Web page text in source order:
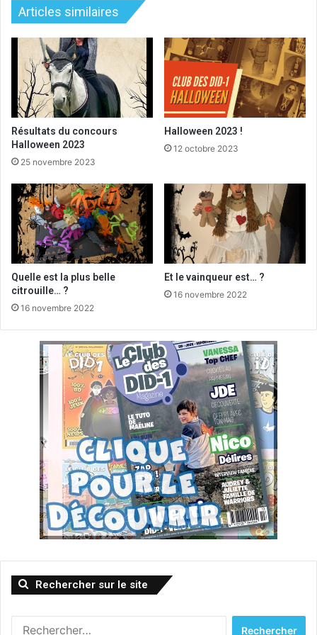
Articles similaires
Résultats du concours
Halloween 2023
25 novembre 2023
Halloween 2023 !
12 octobre 2023
Quelle est la plus belle
citrouille… ?
16 novembre 2022
Et le vainqueur est… ?
16 novembre 2022
Rechercher sur le site